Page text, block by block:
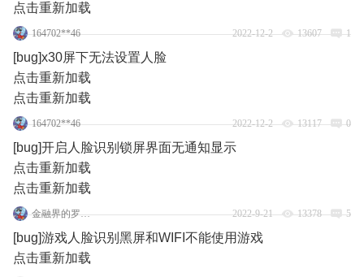
点击重新加载
164702**46 2022-12-2 13607 1
[bug]x30屏下无法设置人脸
点击重新加载
点击重新加载
164702**46 2022-12-2 13117 0
[bug]开启人脸识别锁屏界面无通知显示
点击重新加载
点击重新加载
金融界的罗先生 2022-9-21 13378 5
[bug]游戏人脸识别黑屏和WIFI不能使用游戏
点击重新加载